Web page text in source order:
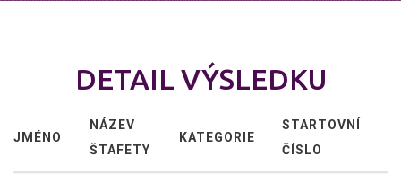
DETAIL VÝSLEDKU
JMÉNO
NÁZEV
ŠTAFETY
KATEGORIE
STARTOVNÍ
ČÍSLO